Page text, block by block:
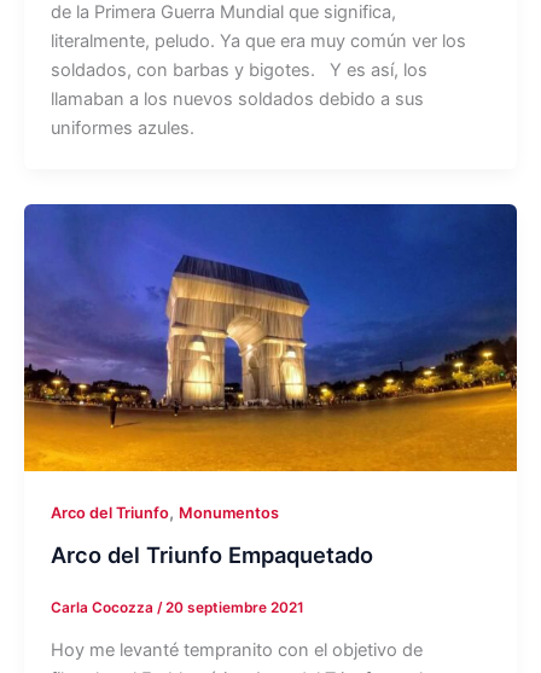
de la Primera Guerra Mundial que significa,
literalmente, peludo. Ya que era muy común ver los
soldados, con barbas y bigotes. Y es así, los
llamaban a los nuevos soldados debido a sus
uniformes azules.
Arco del Triunfo, Monumentos
Arco del Triunfo Empaquetado
Carla Cocozza /20 septiembre 2021
Hoy me levanté tempranito con el objetivo de